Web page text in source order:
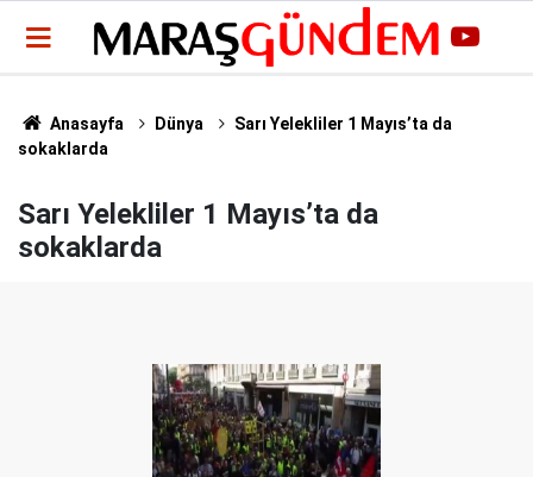
Anasayfa Dünya
Sarı Yelekliler 1 Mayıs’ta da
sokaklarda
Sarı Yelekliler 1 Mayıs’ta da
sokaklarda